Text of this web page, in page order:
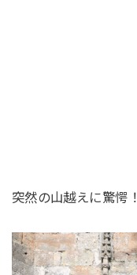
突然の山越えに驚愕！